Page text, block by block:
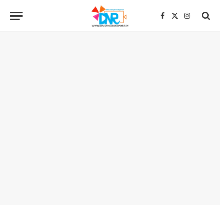
Facebook
X